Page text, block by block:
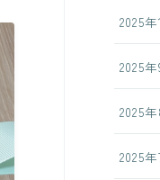
2025年
2025年
2025
2025年